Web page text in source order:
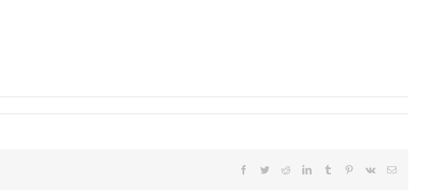
Facebook
TwitterRedditLinkedInTumblr Pinterest
Vk
Correo